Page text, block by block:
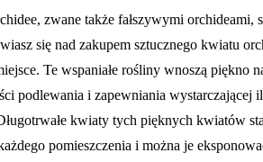
zwane także fałszywymi orchideami,
się nad zakupem sztucznego kwiatu
Te wspaniałe rośliny wnoszą piękno
podlewania i zapewniania wystarczającej
kwiaty tych pięknych kwiatów
pomieszczenia i można je